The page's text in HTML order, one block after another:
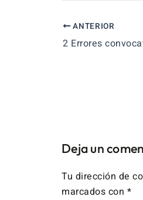
ANTERIOR
Deja un
Tu dirección de
marcados con *